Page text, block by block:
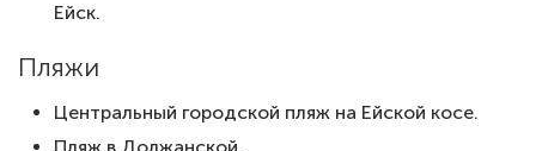
Ейск.
Пляжи
Центральный городской пляж на Ейской косе.